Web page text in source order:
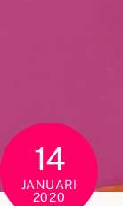
14
JANUARI
2020